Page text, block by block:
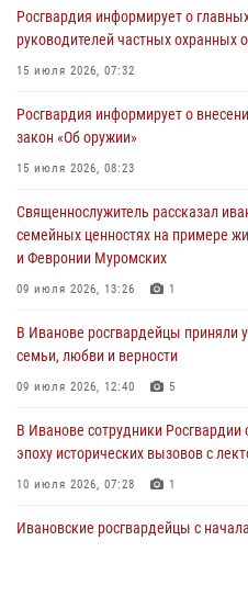
торжественных мероприятиях,
Воздушно-десантных войск
02 августа 2026, 11:46
Мероприятия в рамках акции
продолжаются в Ивановской
31 июля 2026, 11:08
В Ивановской области при
подозреваемые в серии
30 июля 2026, 12:41
празднования Дня Крещения Руси
Росгвардия информирует о
руководителей частных охранных
15 июля 2026, 07:32
Росгвардия информирует о
закон «Об оружии»
15 июля 2026, 08:23
Священнослужитель рассказал
семейных ценностях на примере
и Февронии Муромских
09 июля 2026, 13:26 1
В Иванове росгвардейцы приняли
семьи, любви и верности
09 июля 2026, 12:40 5
В Иванове сотрудники
эпоху исторических вызовов с
10 июля 2026, 07:28 1
Ивановские росгвардейцы с